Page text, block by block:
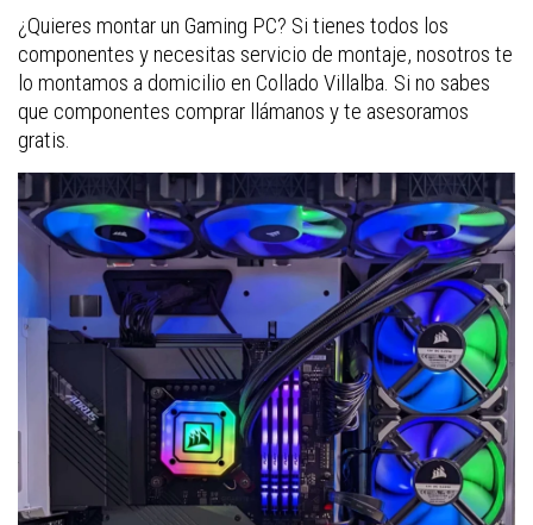
¿Quieres montar un Gaming PC? Si tienes todos los
componentes y necesitas servicio de montaje, nosotros te
lo montamos a domicilio en Collado Villalba. Si no sabes
que componentes comprar llámanos y te asesoramos
gratis.